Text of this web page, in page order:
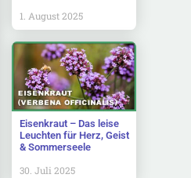
1. August 2025
Eisenkraut – Das leise
Leuchten für Herz, Geist
& Sommerseele
30. Juli 2025